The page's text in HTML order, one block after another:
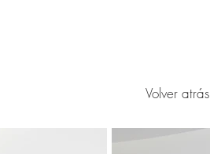
Volver atrás